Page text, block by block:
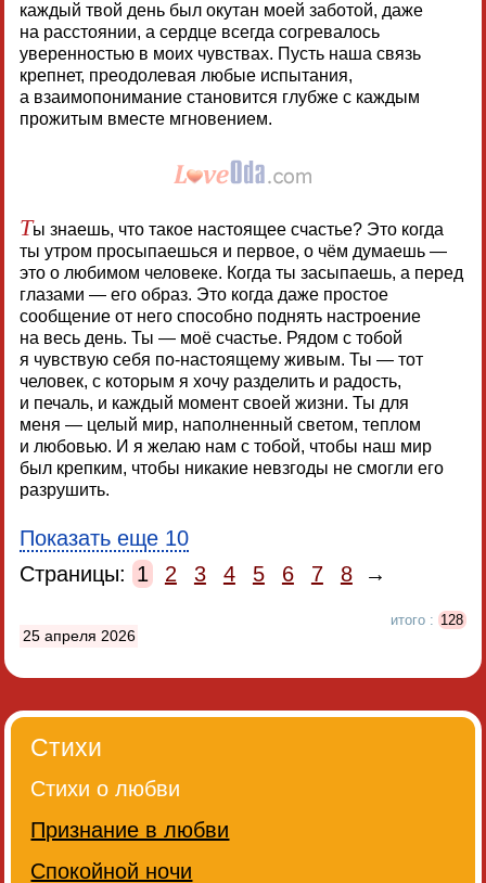
каждый твой день был окутан моей заботой, даже
на расстоянии, а сердце всегда согревалось
уверенностью в моих чувствах. Пусть наша связь
крепнет, преодолевая любые испытания,
а взаимопонимание становится глубже с каждым
прожитым вместе мгновением.
Ты знаешь, что такое настоящее счастье? Это когда
ты утром просыпаешься и первое, о чём думаешь —
это о любимом человеке. Когда ты засыпаешь, а перед
глазами — его образ. Это когда даже простое
сообщение от него способно поднять настроение
на весь день. Ты — моё счастье. Рядом с тобой
я чувствую себя по-настоящему живым. Ты — тот
человек, с которым я хочу разделить и радость,
и печаль, и каждый момент своей жизни. Ты для
меня — целый мир, наполненный светом, теплом
и любовью. И я желаю нам с тобой, чтобы наш мир
был крепким, чтобы никакие невзгоды не смогли его
разрушить.
Показать еще 10
Страницы: 1 2 3 4 5 6 7 8 →
итого : 128
25 апреля 2026
Стихи
Стихи о любви
Признание в любви
Спокойной ночи